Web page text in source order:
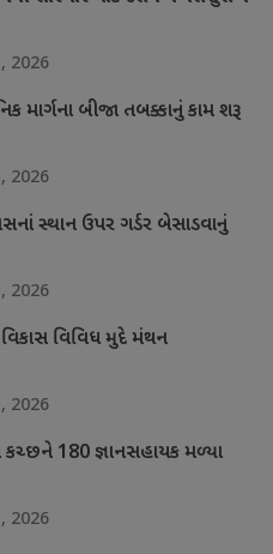
2026
માર્ગના બીજા તબક્કાનું કામ શરૂ
2026
સ્થાન ઉપર ગર્ડર બેસાડવાનું
2026
વિવિધ મુદે મંથન
2026
કચ્છને 180 જ્ઞાનસહાયક મળ્યા
2026